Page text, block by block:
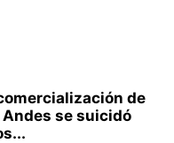
de
Andes se suicidó